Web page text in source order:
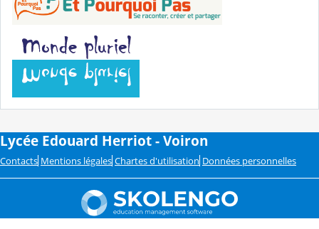
Lycée Edouard Herriot - Voiron
Contacts Mentions légales Chartes d'utilisation Données personnelles